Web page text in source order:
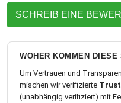
SCHREIB EINE
WOHER KOMMEN DIESE
Um Vertrauen und
mischen wir verifizierte
(unabhängig verifiziert) mit